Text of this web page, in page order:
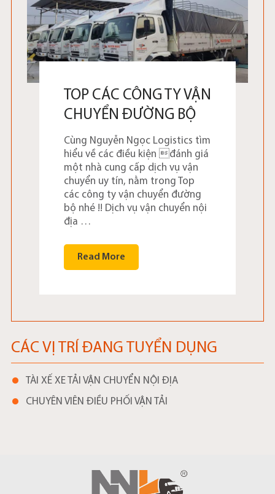
TOP CÁC CÔNG TY VẬN
CHUYỂN ĐƯỜNG BỘ
Cùng Nguyễn Ngọc Logistics tìm
hiểu về các điều kiện đánh giá
một nhà cung cấp dịch vụ vận
chuyển uy tín, nằm trong Top
các công ty vận chuyển đường
bộ nhé !! Dịch vụ vận chuyển nội
địa …
Read More
CÁC VỊ TRÍ ĐANG TUYỂN DỤNG
TÀI XẾ XE TẢI VẬN CHUYỂN NỘI ĐỊA
CHUYÊN VIÊN ĐIỀU PHỐI VẬN TẢI